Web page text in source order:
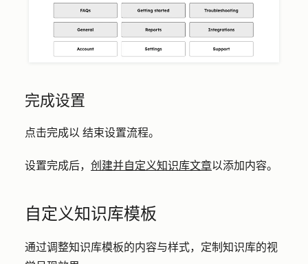
完成设置
点击完成以 结束设置流程。
设置完成后， 创建并自定义知识库文章以添加内容。
自定义知识库模板
通过调整知识库模板的内容与样式，定制知识库的视